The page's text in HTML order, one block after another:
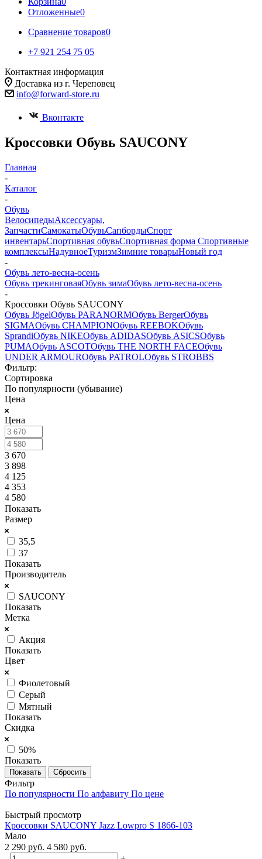
Отложенные0
Сравнение товаров0
+7 921 254 75 05
Контактная информация
Доставка из г. Череповец
info@forward-store.ru
Вконтакте
Кроссовки Обувь SAUCONY
Главная
-
Каталог
-
Обувь
ВелосипедыАксессуары,
ЗапчастиСамокатыОбувьСапбордыСпорт
инвентарьСпортивная обувьСпортивная форма Спортивные
комплексыНадувноеТуризмЗимние товарыНовый год
-
Обувь лето-весна-осень
Обувь трекинговаяОбувь зимаОбувь лето-весна-осень
-
Кроссовки Обувь SAUCONY
Обувь JögelОбувь PARANORMОбувь BergerОбувь
SIGMAОбувь CHAMPIONОбувь REEBOKОбувь
SprandiОбувь NIKEОбувь ADIDASОбувь ASICSОбувь
PUMAОбувь ASCOTОбувь THE NORTH FACEОбувь
UNDER ARMOURОбувь PATROLОбувь STROBBS
Фильтр:
Сортировка
По популярности (убывание)
Цена
Цена
3 670
3 898
4 125
4 353
4 580
Показать
Размер
35,5
37
Показать
Производитель
SAUCONY
Показать
Метка
Акция
Показать
Цвет
Фиолетовый
Серый
Мятный
Показать
Скидка
50%
Показать
Сбросить
Фильтр
По популярности По алфавиту По цене
Быстрый просмотр
Кроссовки SAUCONY Jazz Lowpro S 1866-103
Мало
2 290 руб. 4 580 руб.